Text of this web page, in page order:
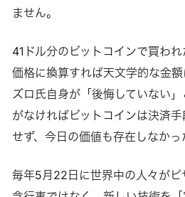
ません。
41ドル分のビットコインで買わ
価格に換算すれば天文学的な金
ズロ氏自身が「後悔していない」
がなければビットコインは決済
せず、今日の価値も存在しなかっ
毎年5月22日に世界中の人々が